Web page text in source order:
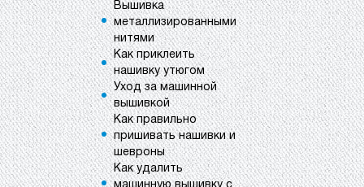
Вышивка
металлизированными
нитями
Как приклеить
нашивку утюгом
Уход за машинной
вышивкой
Как правильно
пришивать нашивки и
шевроны
Как удалить